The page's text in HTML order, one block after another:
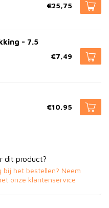
€25,75
- 7.5
€7,49
€10,95
dit product?
bij het bestellen? Neem
onze klantenservice